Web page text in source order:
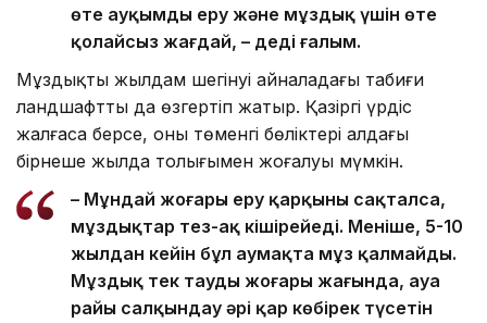
өте ауқымды еру және мұздық үшін өте
қолайсыз жағдай, – деді ғалым.
Мұздықтың жылдам шегінуі айналадағы табиғи
ландшафтты да өзгертіп жатыр. Қазіргі үрдіс
жалғаса берсе, оның төменгі бөліктері алдағы
бірнеше жылда толығымен жоғалуы мүмкін.
– Мұндай жоғары еру қарқыны сақталса,
мұздықтар тез-ақ кішірейеді. Меніңше, 5-10
жылдан кейін бұл аумақта мұз қалмайды.
Мұздық тек таудың жоғары жағында, ауа
райы салқындау әрі қар көбірек түсетін